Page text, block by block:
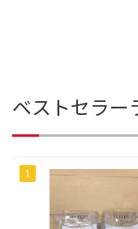
ベストセラー